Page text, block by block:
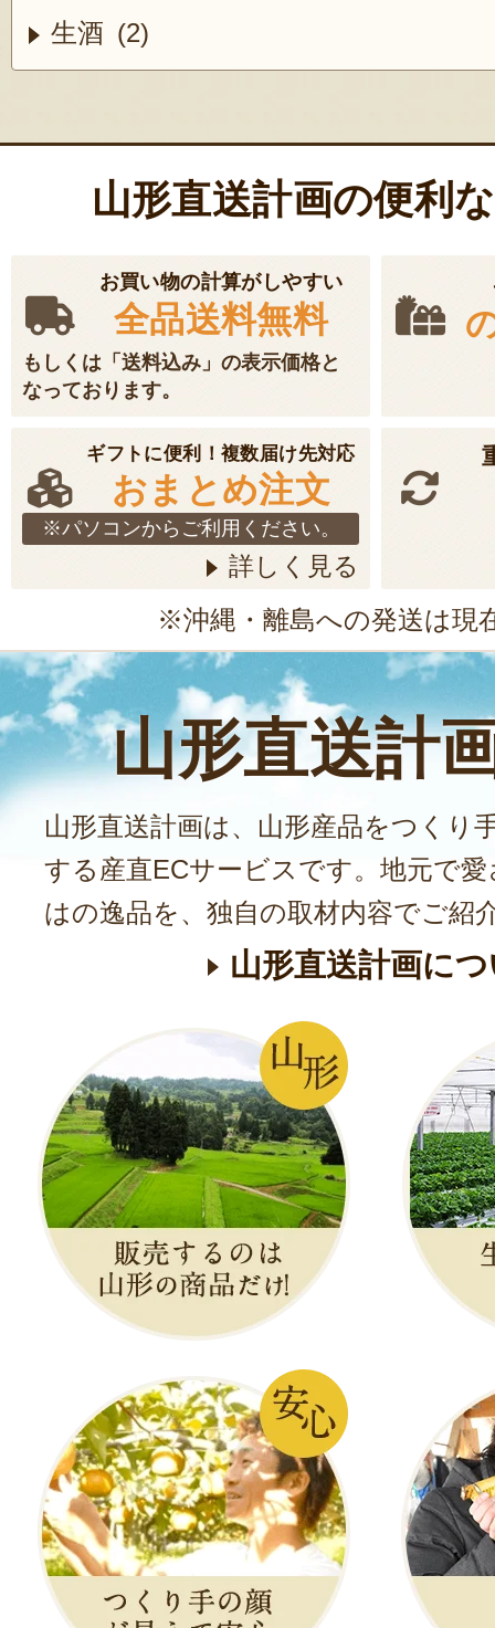
生酒 (2)
山形直送計画の便利
お買い物の計算がしやすい
全品送料無料
もしくは「送料込み」の表示価格と
なっております。
ギフトに便利！複数届け先対応
おまとめ注文
※パソコンからご利用ください。
詳しく見る
※沖縄・離島への発送は現
山形直送計
山形直送計画は、山形産品をつくり
する産直ECサービスです。地元で
はの逸品を、独自の取材内容でご紹
山形直送計画に